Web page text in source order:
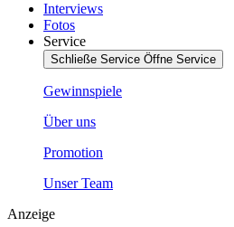
Interviews
Fotos
Service
Schließe Service Öffne Service
Gewinnspiele
Über uns
Promotion
Unser Team
Anzeige